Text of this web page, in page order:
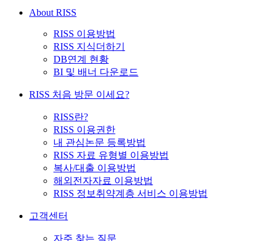
About RISS
RISS 이용방법
RISS 지식더하기
DB연계 현황
BI 및 배너 다운로드
RISS 처음 방문 이세요?
RISS란?
RISS 이용권한
내 관심논문 등록방법
RISS 자료 유형별 이용방법
복사/대출 이용방법
해외전자자료 이용방법
RISS 정보취약계층 서비스 이용방법
고객센터
자주 찾는 질문